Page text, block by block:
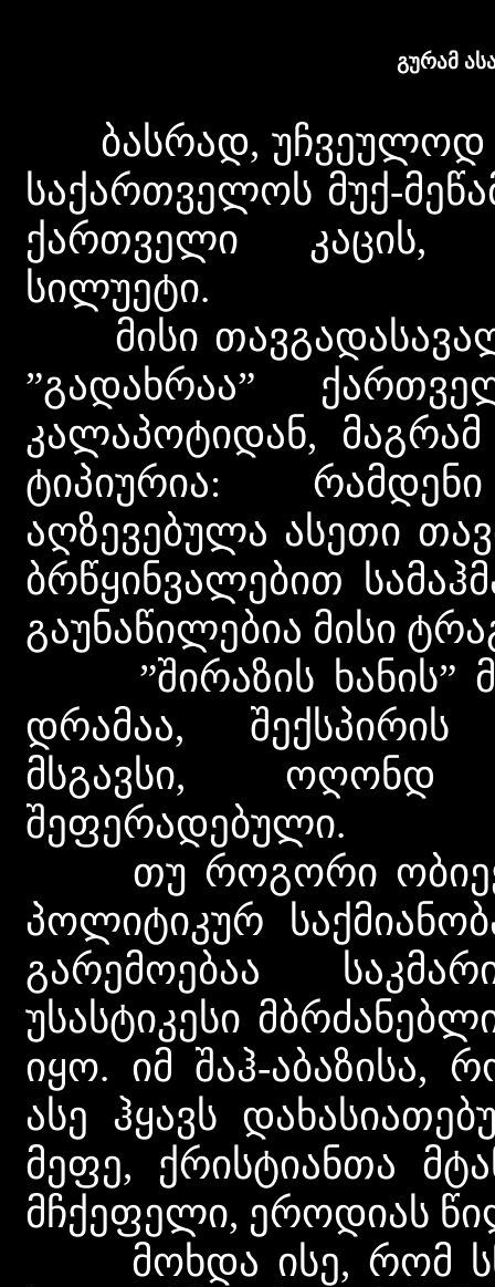
გურამ
ბასრად, უჩვეულოდ
საქართველოს მუქ-
ქართველი კაცის,
სილუეტი.
მისი
”გადახრაა”
კალაპოტიდან,
ტიპიურია:
აღზევებულა ასეთი
ბრწყინვალებით
გაუნაწილებია მისი
”შირაზის ხანის”
დრამაა, შექსპირის
მსგავსი, ოღონდ
შეფერადებული.
თუ როგორი
პოლიტიკურ
გარემოებაა
უსასტიკესი
იყო. იმ შაჰ-აბაზისა,
ასე ჰყავს
მეფე, ქრისტიანთა
მჩქეფელი, ეროდიას
მოხდა ისე, რომ